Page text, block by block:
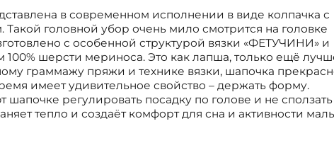
в современном исполнении в виде колпачка с
головной убор очень мило смотрится на головке
с особенной структурой вязки «ФЕТУЧИНИ» и
100% шерсти мериноса. Это как лапша, только ещё
граммажу пряжи и технике вязки, шапочка
имеет удивительное свойство – держать форму.
шапочке регулировать посадку по голове и не
тепло и создаёт комфорт для сна и активности